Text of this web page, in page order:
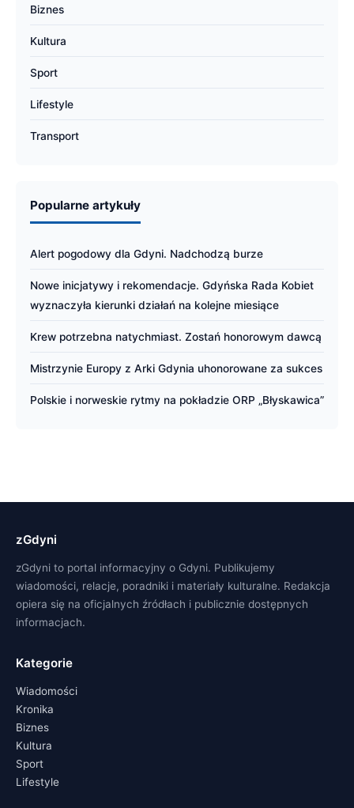
Biznes
Kultura
Sport
Lifestyle
Transport
Popularne artykuły
Alert pogodowy dla Gdyni. Nadchodzą burze
Nowe inicjatywy i rekomendacje. Gdyńska Rada Kobiet
wyznaczyła kierunki działań na kolejne miesiące
Krew potrzebna natychmiast. Zostań honorowym dawcą
Mistrzynie Europy z Arki Gdynia uhonorowane za sukces
Polskie i norweskie rytmy na pokładzie ORP „Błyskawica”
zGdyni
zGdyni to portal informacyjny o Gdyni. Publikujemy
wiadomości, relacje, poradniki i materiały kulturalne. Redakcja
opiera się na oficjalnych źródłach i publicznie dostępnych
informacjach.
Kategorie
Wiadomości
Kronika
Biznes
Kultura
Sport
Lifestyle